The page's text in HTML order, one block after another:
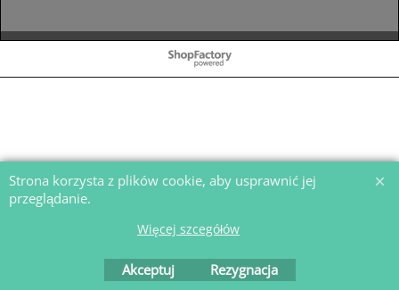
To create online store
ShopFactory eCommerce
Strona korzysta z plików cookie, aby usprawnić jej
przeglądanie.
Więcej szcegółów
Akceptuj Rezygnacja